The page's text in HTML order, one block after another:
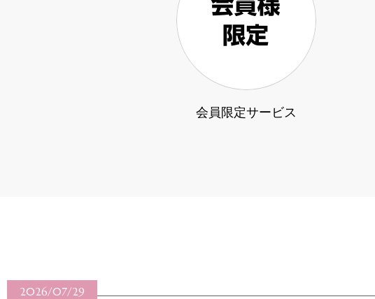
会員限定サービス
2026/07/29